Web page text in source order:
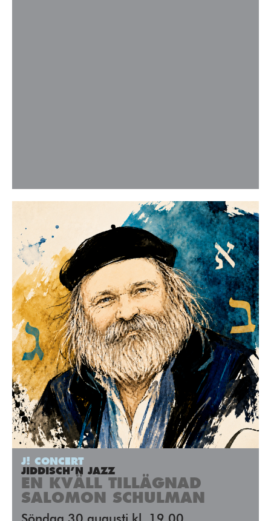
J! CONCERT
JIDDISCH’N JAZZ
EN KVÄLL TILLÄGNAD
SALOMON SCHULMAN